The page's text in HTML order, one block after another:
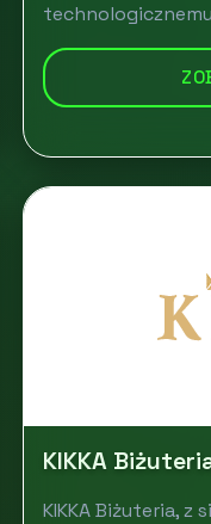
KIKKA
KIKKA Biżuteria, z